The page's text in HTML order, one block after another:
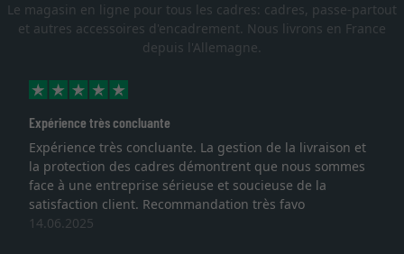
Le magasin en ligne pour tous les cadres: cadres, passe-partout
et autres accessoires d'encadrement. Nous livrons en France
depuis l'Allemagne.
Expérience très concluante
Expérience très concluante. La gestion de la livraison et
la protection des cadres démontrent que nous sommes
face à une entreprise sérieuse et soucieuse de la
satisfaction client. Recommandation très favo
14.06.2025